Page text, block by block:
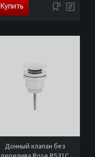
Купить
Донный клапан без